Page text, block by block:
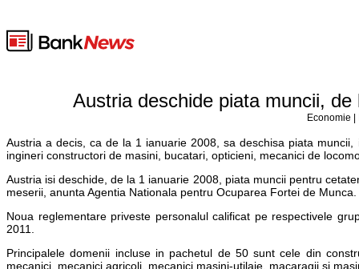
Austria deschide piata muncii,
Economie
Austria a decis, ca de la 1 ianuarie 2008, sa deschisa piata
ingineri constructori de masini, bucatari, opticieni, mecanici de
Austria isi deschide, de la 1 ianuarie 2008, piata muncii pentru
meserii, anunta Agentia Nationala pentru Ocuparea Fortei de Munca.
Noua reglementare priveste personalul calificat pe respectivele
2011.
Principalele domenii incluse in pachetul de 50 sunt cele din
mecanici, mecanici agricoli, mecanici masini-utilaje, macaragii si